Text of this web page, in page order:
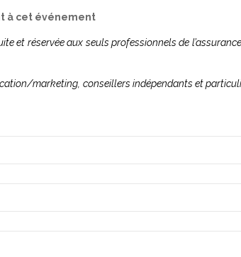
à cet événement
et réservée aux seuls professionnels de
marketing, conseillers indépendants et